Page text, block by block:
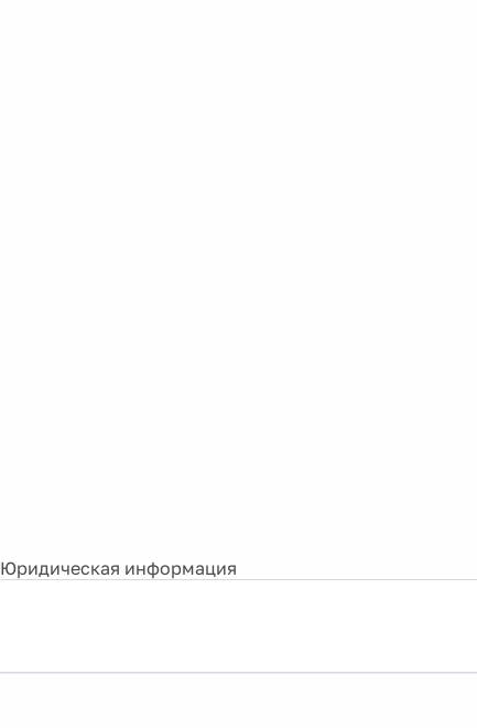
Юридическая информация